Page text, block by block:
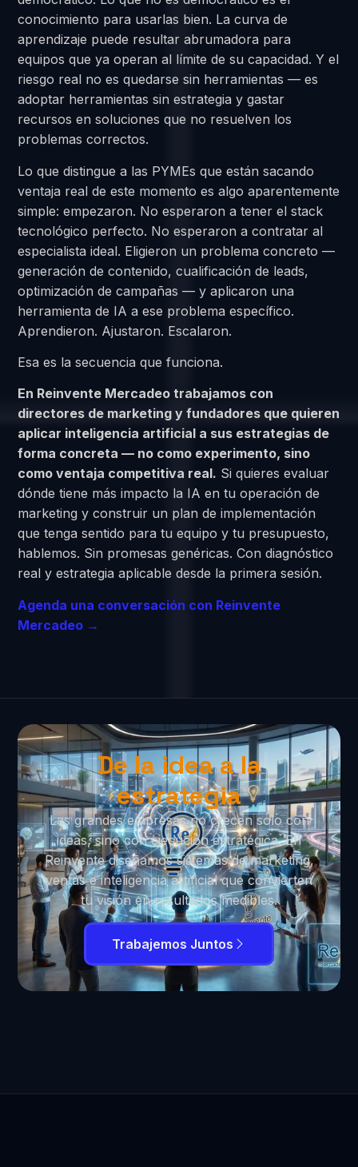
conocimiento para usarlas bien. La curva de
aprendizaje puede resultar abrumadora para
equipos que ya operan al límite de su capacidad. Y el
riesgo real no es quedarse sin herramientas — es
adoptar herramientas sin estrategia y gastar
recursos en soluciones que no resuelven los
problemas correctos.
Lo que distingue a las PYMEs que están sacando
ventaja real de este momento es algo aparentemente
simple: empezaron. No esperaron a tener el stack
tecnológico perfecto. No esperaron a contratar al
especialista ideal. Eligieron un problema concreto —
generación de contenido, cualificación de leads,
optimización de campañas — y aplicaron una
herramienta de IA a ese problema específico.
Aprendieron. Ajustaron. Escalaron.
Esa es la secuencia que funciona.
En Reinvente Mercadeo trabajamos con
directores de marketing y fundadores que quieren
aplicar inteligencia artificial a sus estrategias de
forma concreta — no como experimento, sino
como ventaja competitiva real. Si quieres evaluar
dónde tiene más impacto la IA en tu operación de
marketing y construir un plan de implementación
que tenga sentido para tu equipo y tu presupuesto,
hablemos. Sin promesas genéricas. Con diagnóstico
real y estrategia aplicable desde la primera sesión.
Agenda una conversación con Reinvente
Mercadeo →
De la idea a la
estrategia
Las grandes empresas no crecen solo con
ideas, sino con ejecución estratégica. En
Reinvente diseñamos sistemas de marketing,
ventas e inteligencia artificial que convierten
tu visión en resultados medibles.
Trabajemos Juntos